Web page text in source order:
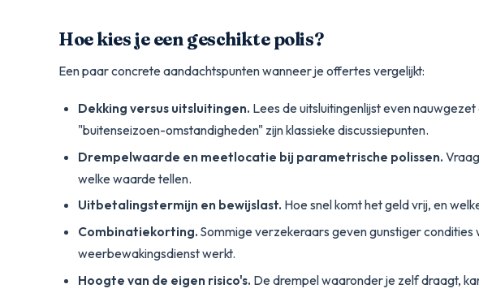
Hoe kies je een geschikte polis?
Een paar concrete aandachtspunten wanneer je offertes vergelijkt:
Dekking versus uitsluitingen. Lees de uitsluitingenlijst even
"buitenseizoen-omstandigheden" zijn klassieke discussiepunten.
Drempelwaarde en meetlocatie bij parametrische polissen.
welke waarde tellen.
Uitbetalingstermijn en bewijslast. Hoe snel komt het geld vrij, en
Combinatiekorting. Sommige verzekeraars geven gunstiger
weerbewakingsdienst werkt.
Hoogte van de eigen risico's. De drempel waaronder je zelf draagt,